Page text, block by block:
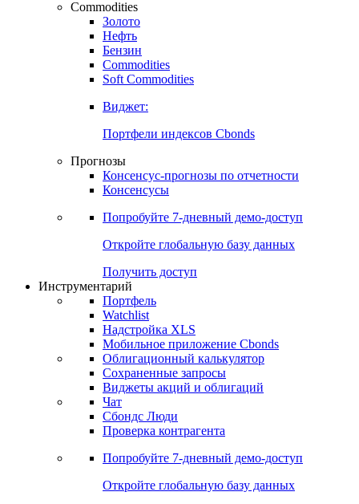
Commodities
Золото
Нефть
Бензин
Commodities
Soft Commodities
Виджет:
Портфели индексов Cbonds
Прогнозы
Консенсус-прогнозы по отчетности
Консенсусы
Попробуйте 7-дневный демо-доступ
Откройте глобальную базу данных
Получить доступ
Инструментарий
Портфель
Watchlist
Надстройка XLS
Мобильное приложение Cbonds
Облигационный калькулятор
Сохраненные запросы
Виджеты акций и облигаций
Чат
Сбондс Люди
Проверка контрагента
Попробуйте 7-дневный демо-доступ
Откройте глобальную базу данных